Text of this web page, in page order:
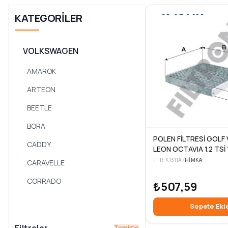
KATEGORILER
VOLKSWAGEN
AMAROK
ARTEON
BEETLE
BORA
CADDY
CARAVELLE
CORRADO
POLEN FİLTRESİ GOLF
LEON OCTAVIA 1.2 TSİ
1.6 TDİ 2.0 TDİ 12>
FTR-K1311A•HIMKA
₺507,59
Sepete